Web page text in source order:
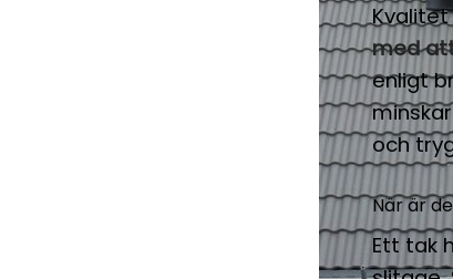
Kvalitet
med
enligt
och
När är
Ett tak